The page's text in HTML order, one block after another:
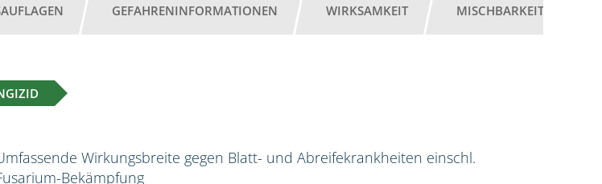
GEFAHRENINFORMATIONEN WIRKSAMKEIT MISCHBARKEIT
Wirkungsbreite gegen Blatt- und Abreifekrankheiten einschl.
Bekämpfung